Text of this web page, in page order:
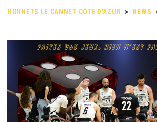
HORNETS LE CANNET CÔTE D'AZUR > NEWS